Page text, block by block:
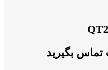
تماس بگیرید